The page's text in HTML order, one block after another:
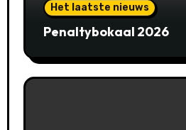
Het laatste nieuws
Penaltybokaal 2026